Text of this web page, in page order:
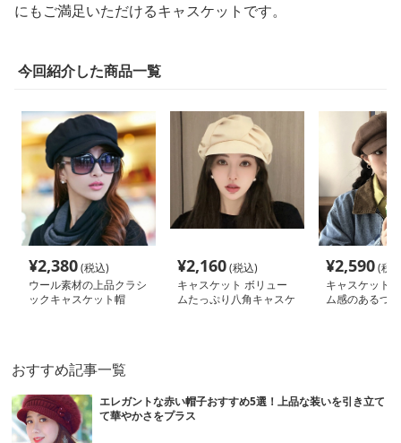
にもご満足いただけるキャスケットです。
今回紹介した商品一覧
¥2,380(税込)
ウール素材の上品クラシ
ックキャスケット帽
¥2,160(税込)
キャスケット ボリュー
ムたっぷり八角キャスケ
¥2,590(税
キャスケット
ム感のあるつ
おすすめ記事一覧
エレガントな赤い帽子おすすめ5選！上品な装いを引き立て
て華やかさをプラス